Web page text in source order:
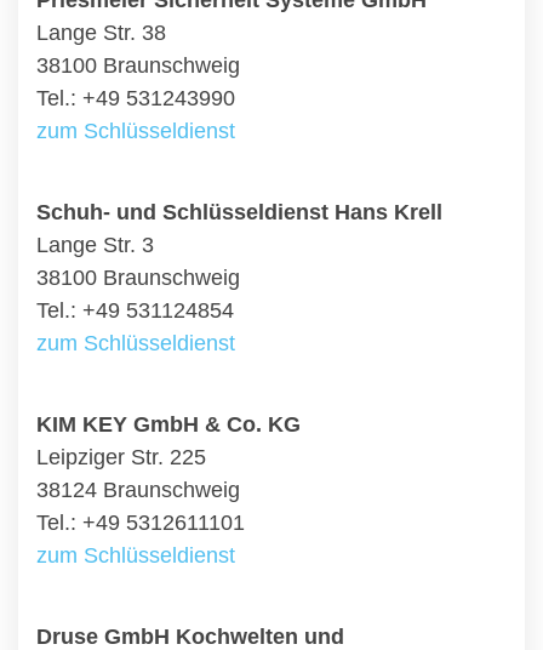
Lange Str. 38
38100 Braunschweig
Tel.: +49 531243990
zum Schlüsseldienst
Schuh- und Schlüsseldienst Hans Krell
Lange Str. 3
38100 Braunschweig
Tel.: +49 531124854
zum Schlüsseldienst
KIM KEY GmbH & Co. KG
Leipziger Str. 225
38124 Braunschweig
Tel.: +49 5312611101
zum Schlüsseldienst
Druse GmbH Kochwelten und